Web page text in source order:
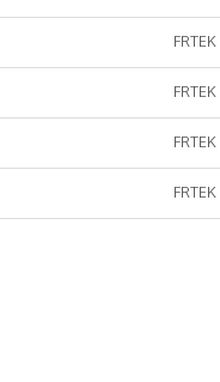
FRTEK
FRTEK
FRTEK
FRTEK